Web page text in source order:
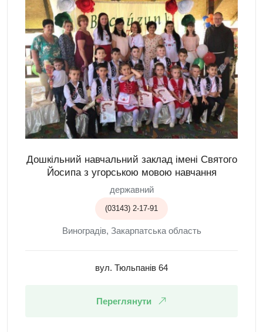
Дошкільний навчальний заклад імені Святого
Йосипа з угорською мовою навчання
державний
(03143) 2-17-91
Виноградів, Закарпатська область
вул. Тюльпанів 64
Переглянути